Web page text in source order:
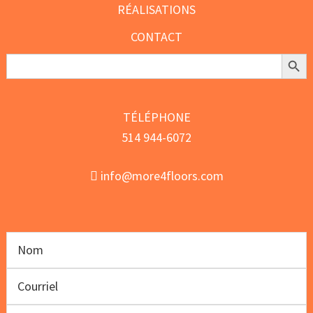
RÉALISATIONS
CONTACT
Search
Search
TÉLÉPHONE
514 944-6072
info@more4floors.com